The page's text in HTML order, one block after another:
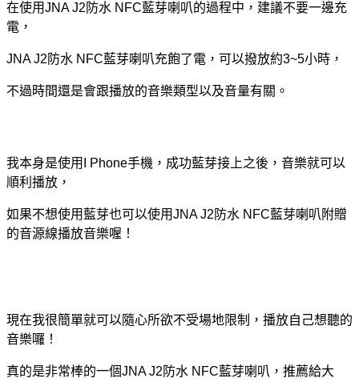
在使用JNA J2防水 NFC藍芽喇叭的過程中，建議不要一邊充
電，
JNA J2防水 NFC藍芽喇叭充飽了電，可以撥放約3~5小時，
不過時間還是會跟播放的音樂類型以及音量有關。
我本身是使用I Phone手機，成功藍芽接上之後，音樂就可以
順利播放，
如果不想使用藍芽也可以使用JNA J2防水 NFC藍芽喇叭附贈
的音源線播放音樂喔！
現在我很簡單就可以隨心所欲不受場地限制，播放自己想聽的
音樂囉！
真的是非常棒的一個JNA J2防水 NFC藍芽喇叭，推薦給大